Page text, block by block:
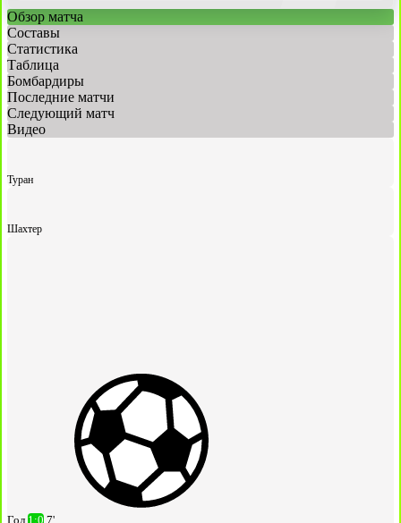
Обзор матча
Составы
Статистика
Таблица
Бомбардиры
Последние матчи
Следующий матч
Видео
Туран
Шахтер
Гол 1:0 7'